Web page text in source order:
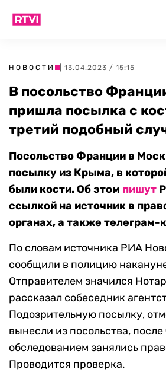
НОВОСТИ | 13.04.2023 / 15:15
В посольство
пришла посылка с
третий подобный
Посольство Франции в
посылку из Крыма, в
были кости. Об этом пишут
ссылкой на источник в
органах, а также телеграм-
По словам источника РИА
сообщили в полицию
Отправителем значился
рассказал собеседник
Подозрительную посылку,
вынесли из посольства, после
обследованием занялись
Проводится проверка.